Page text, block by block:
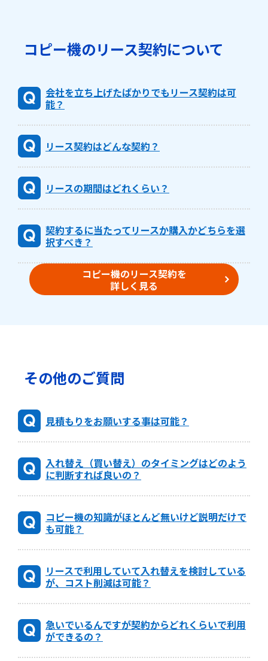
コピー機のリース契約について
会社を立ち上げたばかりでもリース契約は可
能？
リース契約はどんな契約？
リースの期間はどれくらい？
契約するに当たってリースか購入かどちらを選
択すべき？
コピー機のリース契約を
詳しく見る
その他のご質問
見積もりをお願いする事は可能？
入れ替え（買い替え）のタイミングはどのよう
に判断すれば良いの？
コピー機の知識がほとんど無いけど説明だけで
も可能？
リースで利用していて入れ替えを検討している
が、コスト削減は可能？
急いでいるんですが契約からどれくらいで利用
ができるの？